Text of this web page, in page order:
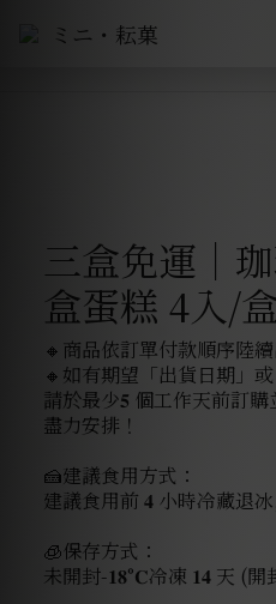
三盒免運｜
盒蛋糕 4入/
🔸商品依訂單付款順序陸
🔸如有期望「出貨日期」
請於最少𝟓 個工作天前訂
盡力安排！
🍰建議食用方式：
建議食用前 𝟒 小時冷藏退冰
🧊保存方式：
未開封-𝟏𝟖°𝐂冷凍 𝟏𝟒 天 (